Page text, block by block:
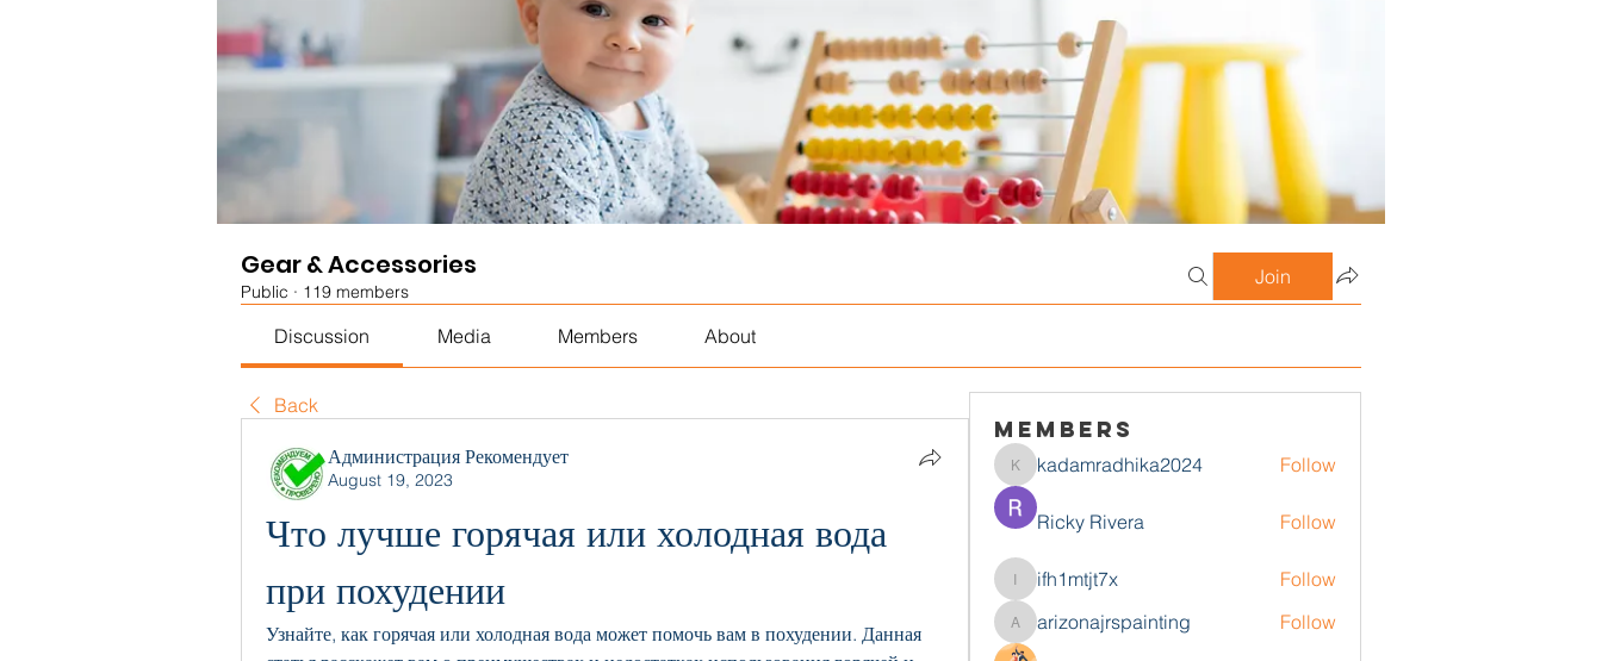
Gear & Accessories
Public · 119 members
Join
Discussion Media Members About
Back
Администрация Рекомендует
August 19, 2023
Что лучше горячая или холодная вода
при похудении
Узнайте, как горячая или холодная вода может помочь вам в похудении. Данная
Members
kadamradhika2024
kadamradhika2024 Follow
Ricky Rivera Follow
ifh1mtjt7x
ifh1mtjt7x Follow
arizonajrspainting
arizonajrspainting Follow